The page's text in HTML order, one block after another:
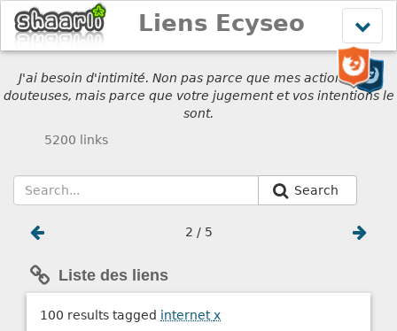
le
menu
Liens Ecyseo
J'ai besoin d'intimité. Non pas parce que mes actions sont
douteuses, mais parce que votre jugement et vos intentions le
sont.
5200 links
Search
2 / 5
Liste des liens
100 results tagged internetx